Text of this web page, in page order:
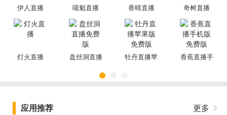
伊人直播 喵魁直播 香晴直播 奇树直播
灯火直播 盘丝洞直播 牡丹直播苹 香蕉直播手
应用推荐 更多